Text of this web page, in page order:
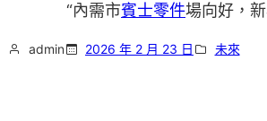
“內需市賓士零件場向好，
admin 2026 年 2 月 23 日 未來